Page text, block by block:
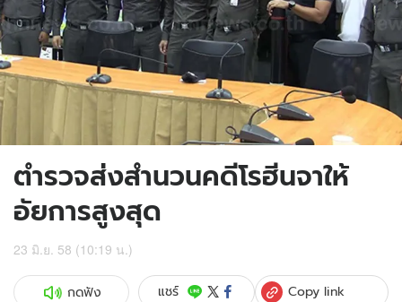
ตำรวจส่งสำนวนคดีโรฮีนจาให้
อัยการสูงสุด
23 มิ.ย. 58 (10:19 น.)
กดฟัง แชร์ Copy link